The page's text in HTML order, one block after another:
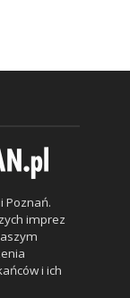
Poznań.
imprez
i ich